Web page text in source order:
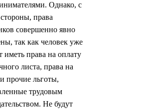
Однако, с
права
совершенно явно
так как человек уже
иметь права на оплату
листа, права на
прочие льготы,
трудовым
Не будут